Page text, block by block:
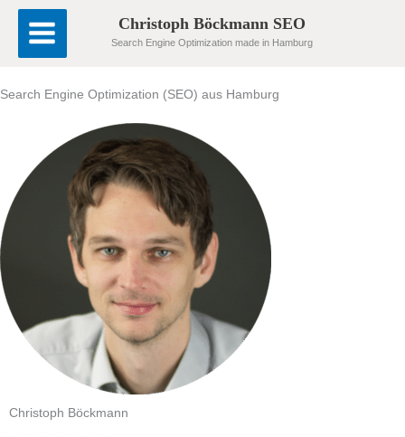
Zum
Inhalt
springen
Christoph Böckmann SEO
Search Engine Optimization made in Hamburg
Search Engine Optimization (SEO) aus Hamburg
Christoph Böckmann